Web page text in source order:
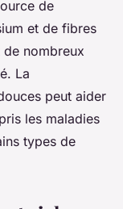
de
et de fibres
de nombreux
La
peut aider
les maladies
types de